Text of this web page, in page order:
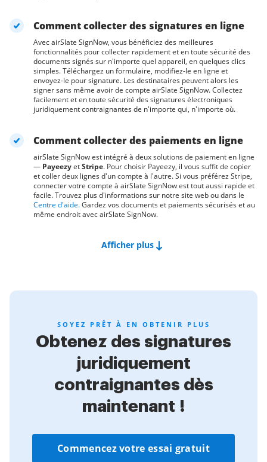
Comment collecter des signatures en ligne
Avec airSlate SignNow, vous bénéficiez des meilleures
fonctionnalités pour collecter rapidement et en toute sécurité des
documents signés sur n'importe quel appareil, en quelques clics
simples. Téléchargez un formulaire, modifiez-le en ligne et
envoyez-le pour signature. Les destinataires peuvent alors les
signer sans même avoir de compte airSlate SignNow. Collectez
facilement et en toute sécurité des signatures électroniques
juridiquement contraignantes de n'importe qui, n'importe où.
Comment collecter des paiements en ligne
airSlate SignNow est intégré à deux solutions de paiement en ligne
— PayeezyetStripe. Pour choisir Payeezy, il vous suffit de copier
et coller deux lignes d'un compte à l'autre. Si vous préférez Stripe,
connecter votre compte à airSlate SignNow est tout aussi rapide et
facile. Trouvez plus d'informations sur notre site web ou dans le
Centre d'aide.Gardez vos documents et paiements sécurisés et au
même endroit avec airSlate SignNow.
Afficher plus
SOYEZ PRÊT À EN OBTENIR PLUS
Obtenez des signatures
juridiquement
contraignantes dès
maintenant !
Commencez votre essai gratuit